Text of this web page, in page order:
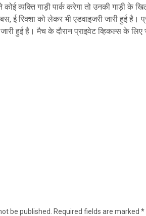
व्यक्ति गाड़ी पार्क करेगा तो उनकी गाड़ी के
ई रिक्शा को लेकर भी एडवाइजरी जारी हुई है।
हुई है। मैच के दौरान प्राइवेट व्हिकल्स के लिए
be published. Required fields are marked *